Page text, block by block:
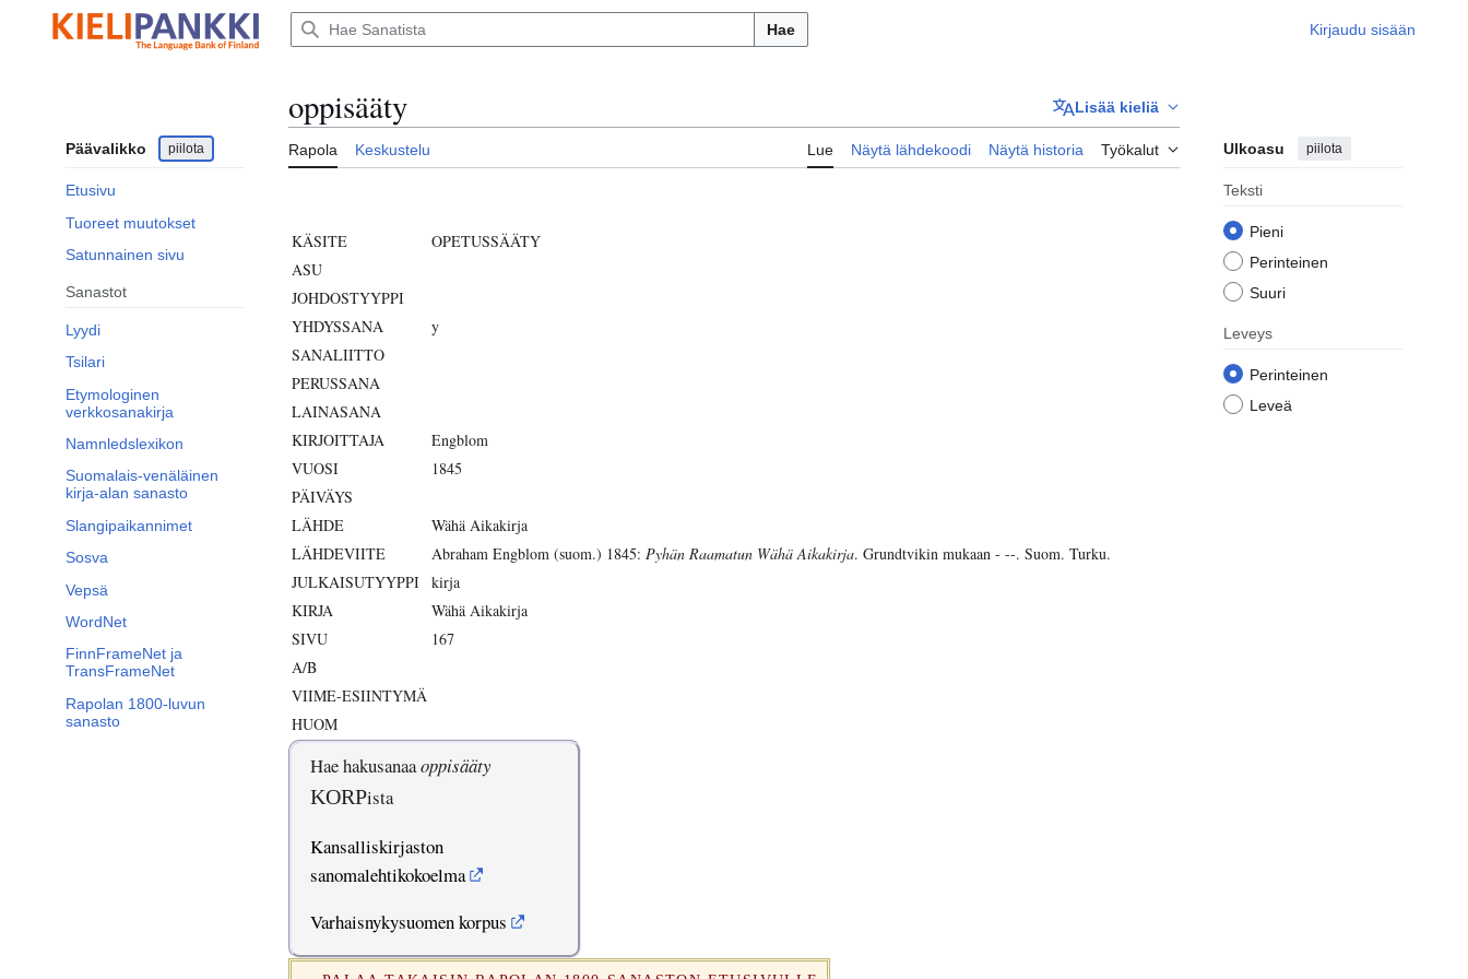
sisältöön
Hae Kirjaudu sisään
Päävalikko piilota
Etusivu
Tuoreet muutokset
Satunnainen sivu
Sanastot
Lyydi
Tsilari
Etymologinen
verkkosanakirja
Namnledslexikon
Suomalais-venäläinen
kirja-alan sanasto
Slangipaikannimet
Sosva
Vepsä
WordNet
FinnFrameNet ja
TransFrameNet
Rapolan 1800-luvun
sanasto
oppisääty Lisää kieliä
Rapola Keskustelu Lue Näytä lähdekoodi Näytä historia Työkalut Ulkoasu piilota
Teksti
Pieni
Perinteinen
Suuri
Leveys
Perinteinen
Leveä
KÄSITE
OPETUSSÄÄTY
ASU
JOHDOSTYYPPI
YHDYSSANA
y
SANALIITTO
PERUSSANA
LAINASANA
KIRJOITTAJA
Engblom
VUOSI
1845
PÄIVÄYS
LÄHDE
Wähä Aikakirja
LÄHDEVIITE
Abraham Engblom (suom.) 1845: Pyhän Raamatun Wähä Aikakirja. Grundtvikin mukaan - --. Suom. Turku.
JULKAISUTYYPPI kirja
KIRJA
Wähä Aikakirja
SIVU
167
A/B
VIIME-ESIINTYMÄ
HUOM
Hae hakusanaaoppisääty
KORPista
Kansalliskirjaston
sanomalehtikokoelma
Varhaisnykysuomen korpus